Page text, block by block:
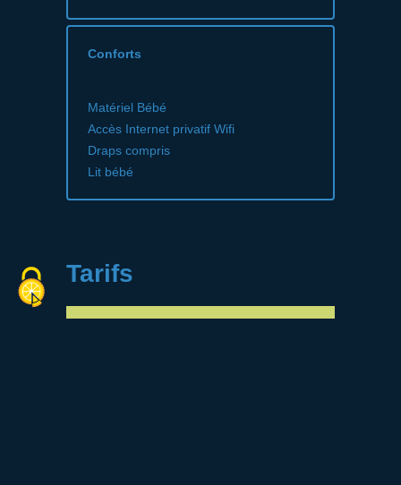
Conforts
Matériel Bébé
Accès Internet privatif Wifi
Draps compris
Lit bébé
Tarifs